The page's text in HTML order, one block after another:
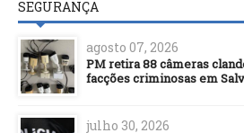
SEGURANÇA
agosto 07, 2026
PM retira 88 câmeras
facções criminosas em
julho 30, 2026